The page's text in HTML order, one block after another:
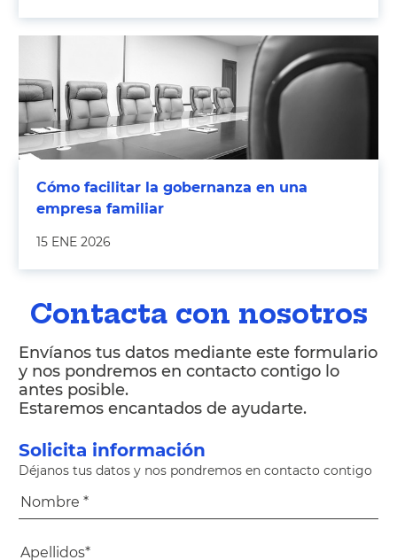
Cómo facilitar la gobernanza en una
empresa familiar
15 ENE 2026
Contacta con nosotros
Envíanos tus datos mediante este formulario
y nos pondremos en contacto contigo lo
antes posible.
Estaremos encantados de ayudarte.
Solicita información
Déjanos tus datos y nos pondremos en contacto contigo